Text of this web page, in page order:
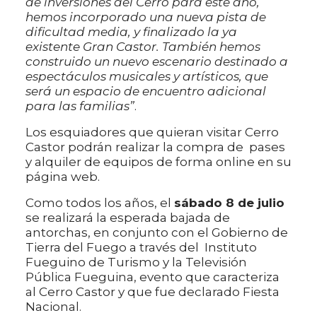
hemos incorporado una nueva pista de
dificultad media, y finalizado la ya
existente Gran Castor. También hemos
construido un nuevo escenario destinado a
espectáculos musicales y artísticos, que
será un espacio de encuentro adicional
para las familias”.
Los esquiadores que quieran visitar Cerro
Castor podrán realizar la compra de pases
y alquiler de equipos de forma online en su
página web.
Como todos los años, el sábado 8 de julio
se realizará la esperada bajada de
antorchas, en conjunto con el Gobierno de
Tierra del Fuego a través del Instituto
Fueguino de Turismo y la Televisión
Pública Fueguina, evento que caracteriza
al Cerro Castor y que fue declarado Fiesta
Nacional.